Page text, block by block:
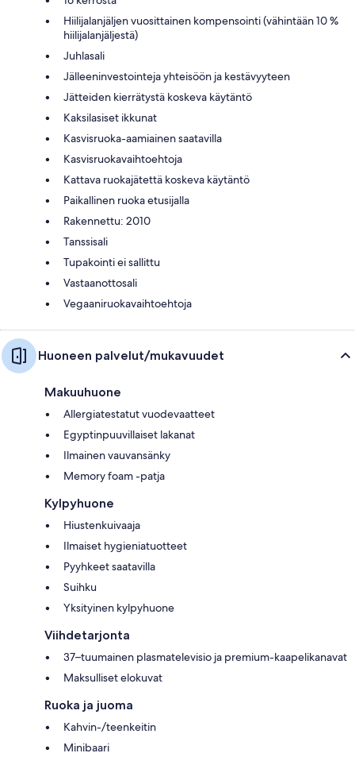
Hiilijalanjäljen vuosittainen kompensointi (vähintään 10 %
hiilijalanjäljestä)
Juhlasali
Jälleeninvestointeja yhteisöön ja kestävyyteen
Jätteiden kierrätystä koskeva käytäntö
Kaksilasiset ikkunat
Kasvisruoka-aamiainen saatavilla
Kasvisruokavaihtoehtoja
Kattava ruokajätettä koskeva käytäntö
Paikallinen ruoka etusijalla
Rakennettu: 2010
Tanssisali
Tupakointi ei sallittu
Vastaanottosali
Vegaaniruokavaihtoehtoja
Huoneen palvelut/mukavuudet
Makuuhuone
Allergiatestatut vuodevaatteet
Egyptinpuuvillaiset lakanat
Ilmainen vauvansänky
Memory foam -patja
Kylpyhuone
Hiustenkuivaaja
Ilmaiset hygieniatuotteet
Pyyhkeet saatavilla
Suihku
Yksityinen kylpyhuone
Viihdetarjonta
37–tuumainen plasmatelevisio ja premium-kaapelikanavat
Maksulliset elokuvat
Ruoka ja juoma
Kahvin-/teenkeitin
Minibaari